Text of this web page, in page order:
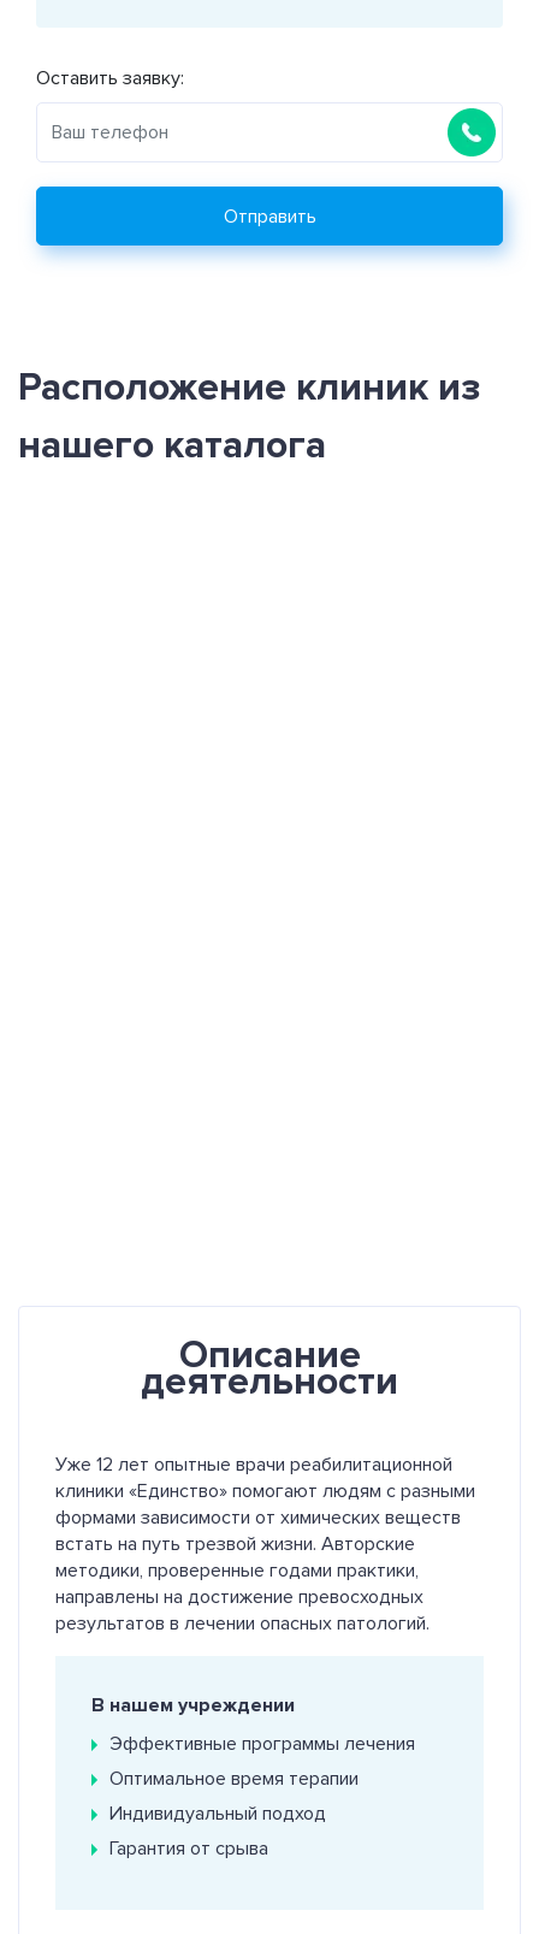
Оставить заявку:
Отправить
Расположение клиник из
нашего каталога
Описание
деятельности
Уже 12 лет опытные врачи реабилитационной
клиники «Единство» помогают людям с разными
формами зависимости от химических веществ
встать на путь трезвой жизни. Авторские
методики, проверенные годами практики,
направлены на достижение превосходных
результатов в лечении опасных патологий.
В нашем учреждении
Эффективные программы лечения
Оптимальное время терапии
Индивидуальный подход
Гарантия от срыва